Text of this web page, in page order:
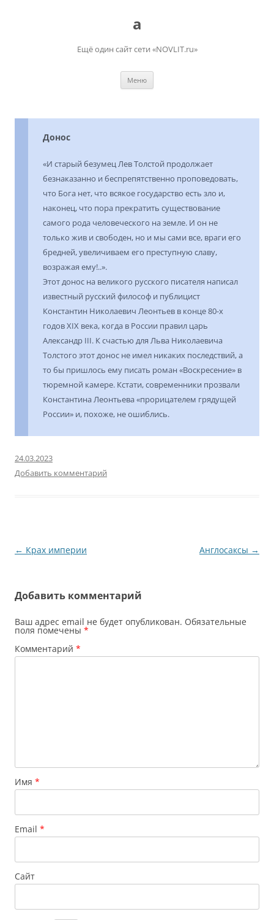
a
Ещё один сайт сети «NOVLIT.ru»
Меню
Донос
«И старый безумец Лев Толстой продолжает
безнаказанно и беспрепятственно проповедовать,
что Бога нет, что всякое государство есть зло и,
наконец, что пора прекратить существование
самого рода человеческого на земле. И он не
только жив и свободен, но и мы сами все, враги его
бредней, увеличиваем его преступную славу,
возражая ему!..».
Этот донос на великого русского писателя написал
известный русский философ и публицист
Константин Николаевич Леонтьев в конце 80-х
годов XIX века, когда в России правил царь
Александр III. К счастью для Льва Николаевича
Толстого этот донос не имел никаких последствий, а
то бы пришлось ему писать роман «Воскресение» в
тюремной камере. Кстати, современники прозвали
Константина Леонтьева «прорицателем грядущей
России» и, похоже, не ошиблись.
24.03.2023
Добавить комментарий
Навигация
← Крах империи Англосаксы →
Добавить комментарий
Ваш адрес email не будет опубликован. Обязательные
поля помечены *
Комментарий *
Имя *
Email *
Сайт